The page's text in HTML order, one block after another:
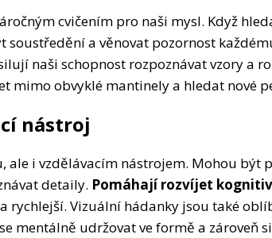
cvičením pro naši mysl. Když
soustředění a věnovat pozornost
naši schopnost rozpoznávat vzory a
mimo obvyklé mantinely a hledat nové
nástroj
ale i vzdělávacím nástrojem. Mohou být
detaily. Pomáhají rozvíjet
rychlejší. Vizuální hádanky jsou také
mentálně udržovat ve formě a zároveň